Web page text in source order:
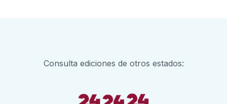
Consulta ediciones de otros estados: